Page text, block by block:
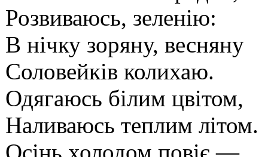
Розвиваюсь, зеленію:
В нічку зоряну, весняну
Соловейків колихаю.
Одягаюсь білим цвітом,
Наливаюсь теплим літом.
Осінь холодом повіє —